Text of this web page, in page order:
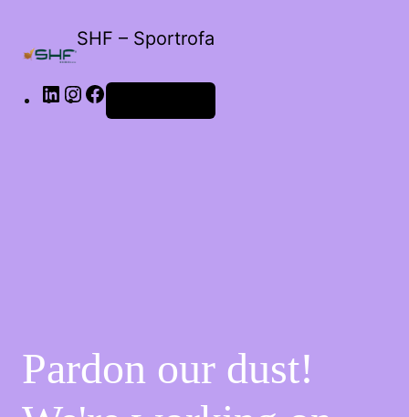
SHF – Sportrofa
Pardon our dust!